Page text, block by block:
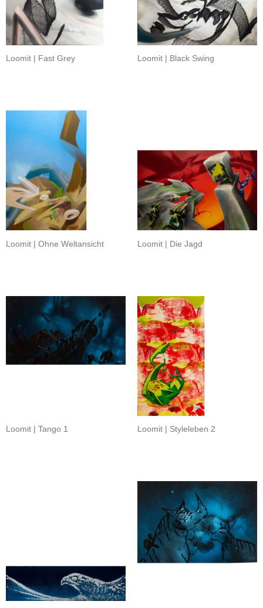
Loomit | Fast Grey Loomit | Black Swing
Loomit | Ohne Weltansicht Loomit | Die Jagd
Loomit | Tango 1 Loomit | Styleleben 2